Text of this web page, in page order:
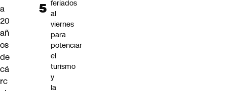
a
20
añ
os
de
cá
rc
feriados
al
viernes
para
potenciar
el
turismo
y
la